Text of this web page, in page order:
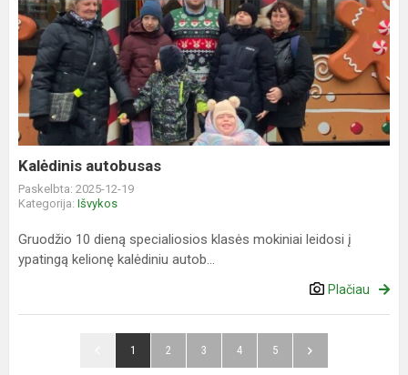
Kalėdinis
autobusas
Kalėdinis autobusas
Paskelbta: 2025-12-19
Kategorija: Išvykos
Gruodžio 10 dieną specialiosios klasės mokiniai leidosi į
ypatingą kelionę kalėdiniu autob...
Plačiau
1 2 3 4 5